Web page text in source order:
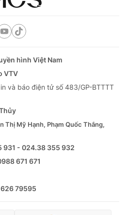
Bất động sản
Vươn mình bằng AI
VTV8
English
hình Việt Nam
VTV
và báo điện tử số 483/GP-BTTTT
Thị Mỹ Hạnh, Phạm Quốc Thắng,
931 - 024.38 355 932
671 671
79595